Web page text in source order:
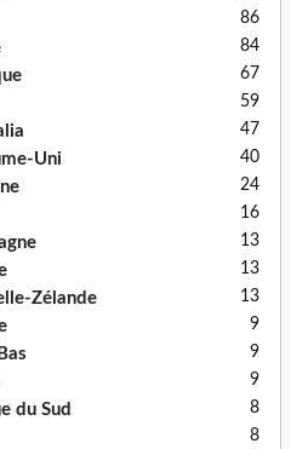
86
84
67
59
47
Uni 40
24
16
13
13
Zélande 13
9
9
9
du Sud 8
8